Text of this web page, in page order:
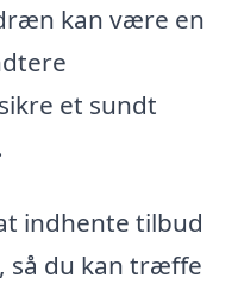
kan være en
et sundt
indhente tilbud
så du kan træffe